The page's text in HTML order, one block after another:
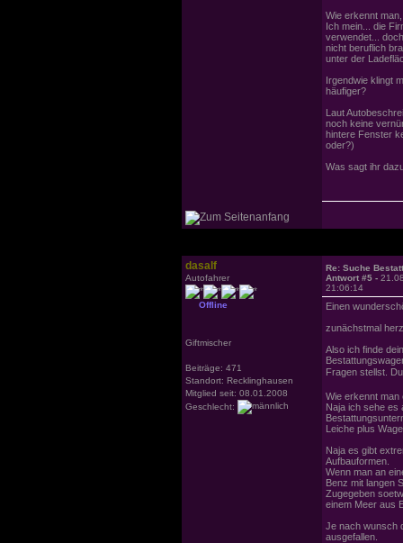
Wie erkennt
Ich mein... die
verwendet...
nicht beruflich
unter der
Irgendwie klingt
häufiger?
Laut
noch keine
hintere Fenster
oder?)
Was sagt ihr
dasalf
Autofahrer
Offline
Giftmischer
Beiträge: 471
Standort: Recklinghausen
Mitglied seit: 08.01.2008
Geschlecht:
Re: Suche
Antwort #5 -
21:06:14
Einen
zunächstmal
Also ich finde
Fragen stellst.
Wie erkennt man
Naja ich sehe es
Leiche plus
Naja es gibt
Aufbauformen.
Wenn man an
Benz mit langen
Zugegeben
einem Meer aus
Je nach wunsch
ausgefallen.